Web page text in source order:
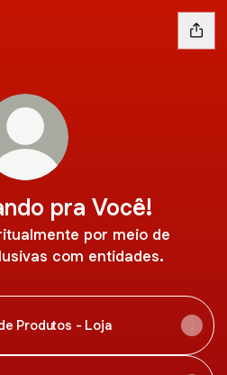
pra Você!
por meio de
com entidades.
Produtos - Loja